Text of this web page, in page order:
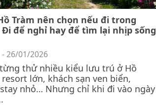
Tràm nên chọn nếu đi trong
để nghỉ hay để tìm lại nhịp sống
26/01/2026
thử nhiều kiểu lưu trú ở Hồ
resort lớn, khách sạn ven biển,
nhỏ… Nhưng chỉ khi đi vào ngày